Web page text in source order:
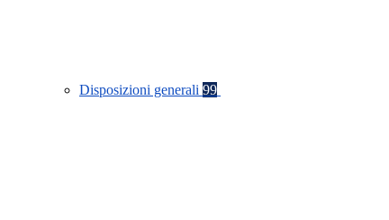
Disposizioni generali 99